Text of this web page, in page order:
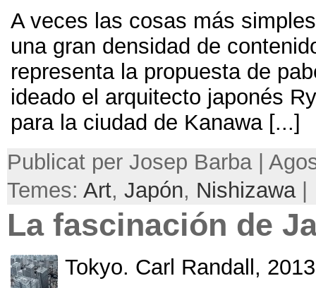
A veces las cosas más
una gran densidad de
representa la propuesta de
ideado el arquitecto japonés
para la ciudad de Kanawa[...]
Publicat per Josep Barba |
Temes: Art, Japón, Nishizawa|
La fascinación de
Tokyo. Carl Randall, 2013